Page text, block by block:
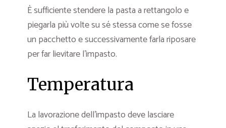
È sufficiente stendere la pasta a rettangolo e
piegarla più volte su sé stessa come se fosse
un pacchetto e successivamente farla riposare
per far lievitare l’impasto.
Temperatura
La lavorazione dell’impasto deve lasciare